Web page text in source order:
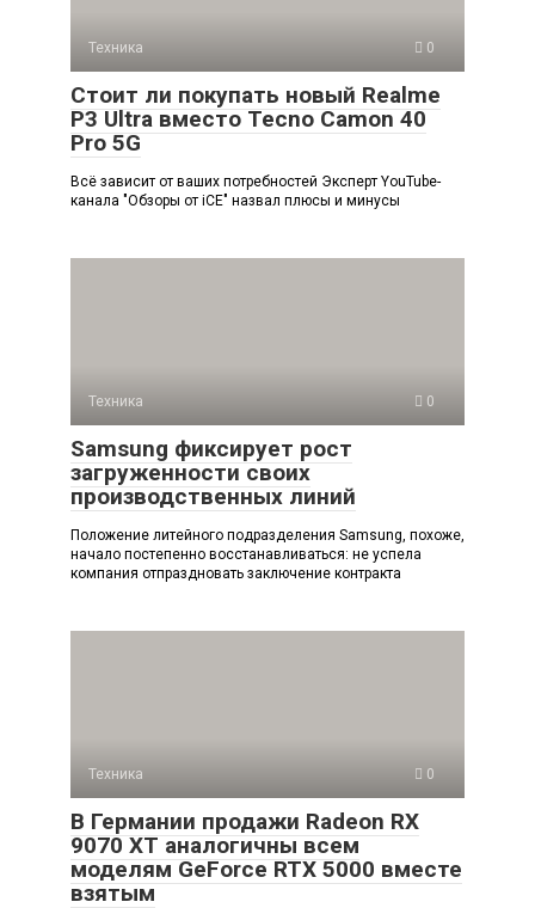
Техника 0
Стоит ли покупать новый Realme
P3 Ultra вместо Tecno Camon 40
Pro 5G
Всё зависит от ваших потребностей Эксперт YouTube-
канала "Обзоры от iCE" назвал плюсы и минусы
Техника 0
Samsung фиксирует рост
загруженности своих
производственных линий
Положение литейного подразделения Samsung, похоже,
начало постепенно восстанавливаться: не успела
компания отпраздновать заключение контракта
Техника 0
В Германии продажи Radeon RX
9070 XT аналогичны всем
моделям GeForce RTX 5000 вместе
взятым